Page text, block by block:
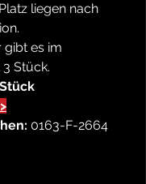
liegen nach
gibt es im
Stück.
0163-F-2664